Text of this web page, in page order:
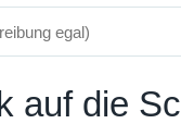
auf die